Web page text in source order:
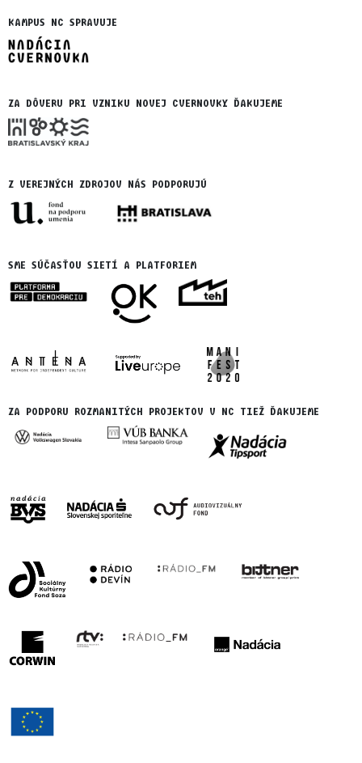
KAMPUS NC SPRAVUJE
ZA DÔVERU PRI VZNIKU NOVEJ CVERNOVKY ĎAKUJEME
Z VEREJNÝCH ZDROJOV NÁS PODPORUJÚ
SME SÚČASŤOU SIETÍ A PLATFORIEM
ZA PODPORU ROZMANITÝCH PROJEKTOV V NC TIEŽ ĎAKUJEME